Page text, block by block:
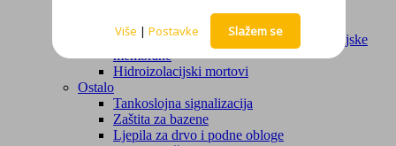
Hidroizolacije
Rješenja za krovove – tekuće hidroizolacijske
membrane
Hidroizolacijski mortovi
Ostalo
Tankoslojna signalizacija
Zaštita za bazene
Ljepila za drvo i podne obloge
Više | Postavke Slažem se